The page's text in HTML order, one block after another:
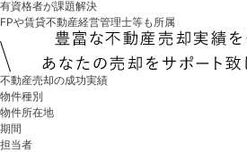
有資格者が課題解決
FPや賃貸不動産経営管理士等も所属
不動産売却の成功実績
物件種別
物件所在地
期間
担当者